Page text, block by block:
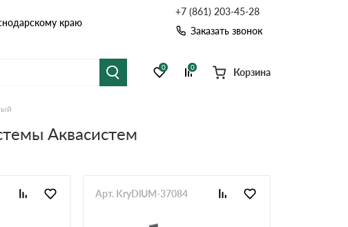
краю
+7 (861) 203-45-28
Заказать звонок
Гибкая черепица
Водосточные системы Софиты
0 0 Корзина
Аквасистем
Арт. KryDlUM-37084